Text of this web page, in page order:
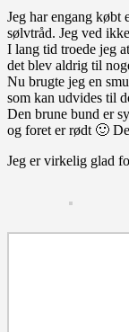
Jeg har engang købt
sølvtråd. Jeg ved
I lang tid troede jeg
det blev aldrig til
Nu brugte jeg en
som kan udvides til
Den brune bund er
og foret er rødt 🙂
Jeg er virkelig glad